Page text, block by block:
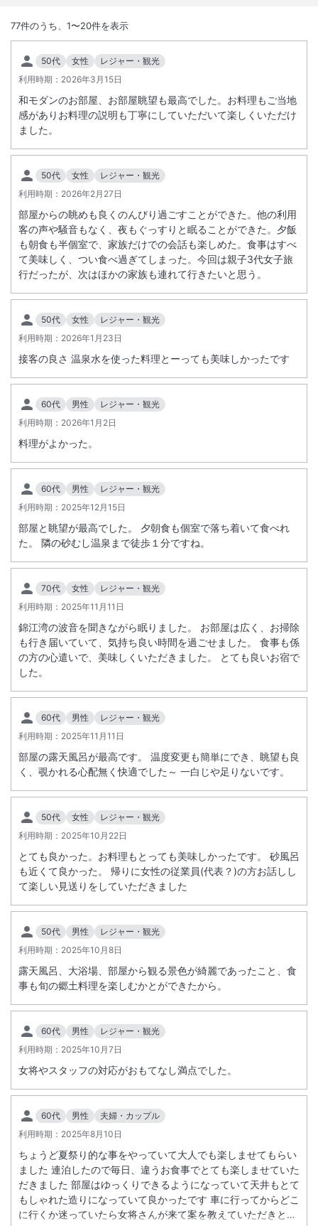
錦江湾に面し眺望抜群の立地と指宿名物砂むし温泉のすぐ隣に位置しま
す。温泉が湧き出る温泉卓にて目の前で揚げるさつま揚げなどの砂むし
料理が好評。
INチェックイン
15:00
温泉
施設からのお知らせ
館内すべて禁煙でございます。（喫煙所は１階自動販売機コーナー横）
てお支払い頂きます。（３歳～未就学児）
※施設電話番号０９９３－２２－２２１７は予約センターになります。
ご宿泊ご予約のお問い合わせは以下までお願い致します。
ふじリゾート予約センター受付時間１０：００～１８：００（定休日木
曜・日曜）
小人料金は次の年齢が適用となります。（小学生⇒こどもＡまたはこど
もＢまたはＣ、０歳～未就学児⇒こどもＤ）。
※小人の設定は部屋タイプ・プランによって異なる場合がございます。
予約画面にてご確認ください。※０歳～２歳は無料です。
●アレルギー対応について●
特定原材料等のアレルギー２８品目（公式ＨＰ記載）のみ対応させて頂
きます。
応致しかねます。
アレルギーをお持ちのお客様についてはご宿泊の３日前までに現地施設
へお申し出下さい。詳細は施設ホームページをご覧ください。
＜休館日のお知らせ
＞
館内メンテナンスのため休館させていただきます。
休館期間：2026年12月14日～2026年12月15日
※重要なお知らせです。必ず続きをご確認ください。
77件のうち、 1〜20件を表示
50代 女性
レジャー・観光
利用時期： 2026年3月15日
和モダンのお部屋、お部屋眺望も最高でした。お料理もご当地
感がありお料理の説明も丁寧にしていただいて楽しくいただけ
ました。
50代 女性
レジャー・観光
利用時期： 2026年2月27日
部屋からの眺めも良くのんびり過ごすことができた。他の利用
客の声や騒音もなく、夜もぐっすりと眠ることができた。夕飯
も朝食も半個室で、家族だけでの会話も楽しめた。食事はすべ
て美味しく、つい食べ過ぎてしまった。今回は親子3代女子旅
行だったが、次はほかの家族も連れて行きたいと思う。
50代 女性
レジャー・観光
利用時期： 2026年1月23日
接客の良さ 温泉水を使った料理とーっても美味しかったです
60代 男性
レジャー・観光
利用時期： 2026年1月2日
料理がよかった。
60代 男性
レジャー・観光
利用時期： 2025年12月15日
部屋と眺望が最高でした。 夕朝食も個室で落ち着いて食べれ
た。 隣の砂むし温泉まで徒歩１分ですね。
70代 女性
レジャー・観光
利用時期： 2025年11月11日
錦江湾の波音を聞きながら眠りました。 お部屋は広く、お掃除
も行き届いていて、気持ち良い時間を過ごせました。 食事も係
の方の心遣いで、美味しくいただきました。 とても良いお宿で
した。
60代 男性
レジャー・観光
利用時期： 2025年11月11日
部屋の露天風呂が最高です。 温度変更も簡単にでき、眺望も良
く、覗かれる心配無く快適でした～ 一白じや足りないです。
50代 女性
レジャー・観光
利用時期： 2025年10月22日
とても良かった。お料理もとっても美味しかったです。 砂風呂
も近くて良かった。 帰りに女性の従業員(代表？)の方お話しし
て楽しい見送りをしていただきました
50代 男性
レジャー・観光
利用時期： 2025年10月8日
露天風呂、大浴場、部屋から観る景色が綺麗であったこと、食
事も旬の郷土料理を楽しむかとができたから。
60代 男性
レジャー・観光
利用時期： 2025年10月7日
女将やスタッフの対応がおもてなし満点でした。
60代 男性
夫婦・カップル
利用時期： 2025年8月10日
ちょうど夏祭り的な事をやっていて大人でも楽しませてもらい
ました 連泊したので毎日、違うお食事でとても楽しませていた
だきました 部屋はゆっくりできるようになっていて天井もとて
もしゃれた造りになっていて良かったです 車に行ってからどこ
に行くか迷っていたら女将さんが来て案を教えていただきとて